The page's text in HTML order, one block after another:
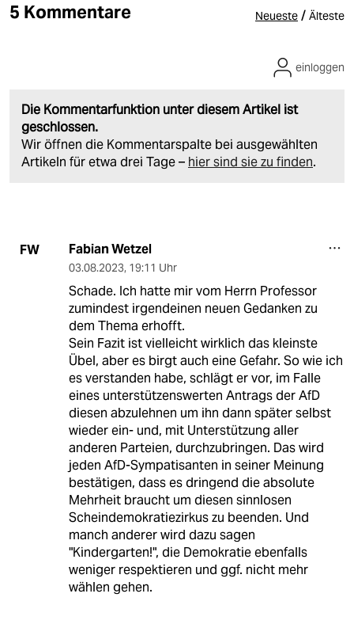
5 Kommentare Neueste / Älteste
Die Kommentarfunktion unter diesem Artikel ist
geschlossen.
Wir öffnen die Kommentarspalte bei ausgewählten
Artikeln für etwa drei Tage – hier sind sie zu finden.
einloggen
FW Fabian Wetzel
03.08.2023, 19:11 Uhr
Schade. Ich hatte mir vom Herrn Professor
zumindest irgendeinen neuen Gedanken zu
dem Thema erhofft.
Sein Fazit ist vielleicht wirklich das kleinste
Übel, aber es birgt auch eine Gefahr. So wie ich
es verstanden habe, schlägt er vor, im Falle
eines unterstützenswerten Antrags der AfD
diesen abzulehnen um ihn dann später selbst
wieder ein- und, mit Unterstützung aller
anderen Parteien, durchzubringen. Das wird
jeden AfD-Sympatisanten in seiner Meinung
bestätigen, dass es dringend die absolute
Mehrheit braucht um diesen sinnlosen
Scheindemokratiezirkus zu beenden. Und
manch anderer wird dazu sagen
"Kindergarten!", die Demokratie ebenfalls
weniger respektieren und ggf. nicht mehr
wählen gehen.